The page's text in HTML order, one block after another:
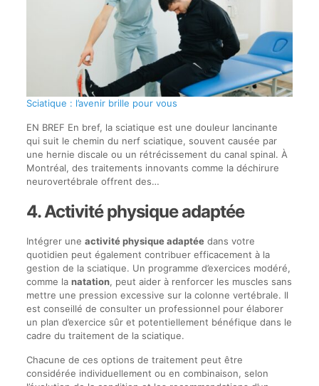
Sciatique : l’avenir brille pour vous
EN BREF En bref, la sciatique est une douleur lancinante
qui suit le chemin du nerf sciatique, souvent causée par
une hernie discale ou un rétrécissement du canal spinal. À
Montréal, des traitements innovants comme la déchirure
neurovertébrale offrent des…
4. Activité physique adaptée
Intégrer une activité physique adaptéedans votre
quotidien peut également contribuer efficacement à la
gestion de la sciatique. Un programme d’exercices modéré,
comme la natation, peut aider à renforcer les muscles sans
mettre une pression excessive sur la colonne vertébrale. Il
est conseillé de consulter un professionnel pour élaborer
un plan d’exercice sûr et potentiellement bénéfique dans le
cadre du traitement de la sciatique.
Chacune de ces options de traitement peut être
considérée individuellement ou en combinaison, selon